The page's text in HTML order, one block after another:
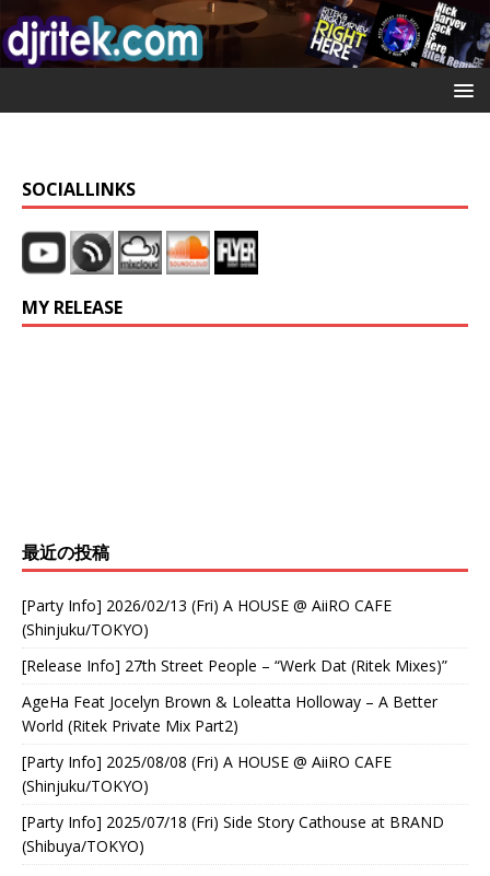
SOCIALLINKS
MY RELEASE
最近の投稿
[Party Info] 2026/02/13 (Fri) A HOUSE @ AiiRO CAFE
(Shinjuku/TOKYO)
[Release Info] 27th Street People – “Werk Dat (Ritek Mixes)”
AgeHa Feat Jocelyn Brown & Loleatta Holloway – A Better
World (Ritek Private Mix Part2)
[Party Info] 2025/08/08 (Fri) A HOUSE @ AiiRO CAFE
(Shinjuku/TOKYO)
[Party Info] 2025/07/18 (Fri) Side Story Cathouse at BRAND
(Shibuya/TOKYO)